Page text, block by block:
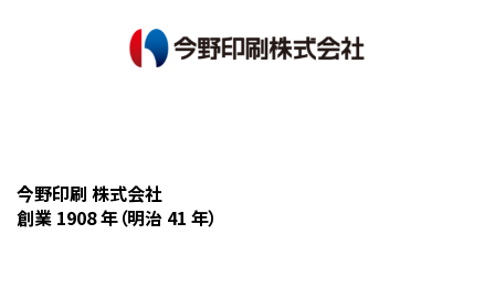
今野印刷 株式会社
創業 1908 年（明治 41 年）